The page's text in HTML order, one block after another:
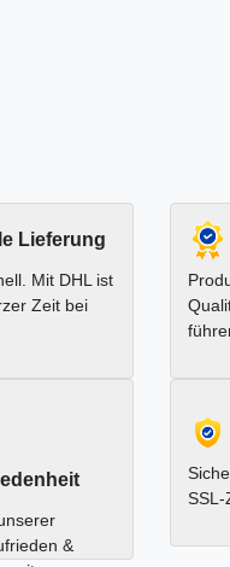
Lieferung
Mit DHL ist
Zeit bei
&
SSL-